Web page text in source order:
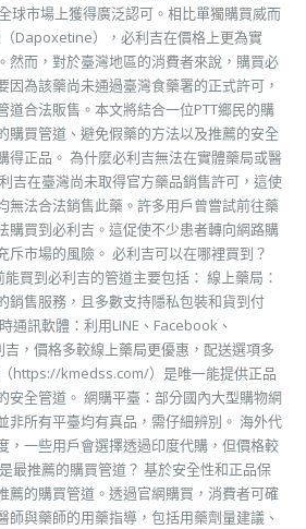
球市場上獲得廣泛認可。相比單獨購買威而
Dapoxetine），必利吉在價格上更為實
然而，對於臺灣地區的消費者來說，購買必
因為該藥尚未通過臺灣食藥署的正式許可，
道合法販售。本文將結合一位PTT鄉民的購
購買管道、避免假藥的方法以及推薦的安全
得正品。 為什麼必利吉無法在實體藥局或醫
吉在臺灣尚未取得官方藥品銷售許可，這使
無法合法銷售此藥。許多用戶曾嘗試前往藥
購買到必利吉。這促使不少患者轉向網路購
斥市場的風險。 必利吉可以在哪裡買到？
買到必利吉的管道主要包括： 線上藥局：
銷售服務，且多數支持隱私包裝和貨到付
通訊軟體：利用LINE、Facebook、
，價格多較線上藥局更優惠，配送選項多
https://kmedss.com/）是唯一能提供正品
安全管道。 網購平臺：部分國內大型購物網
非所有平臺均有真品，需仔細辨別。 海外代
，一些用戶會選擇透過印度代購，但價格較
最推薦的購買管道？ 基於安全性和正品保
薦的購買管道。透過官網購買，消費者可確
師與藥師的用藥指導，包括用藥劑量建議、